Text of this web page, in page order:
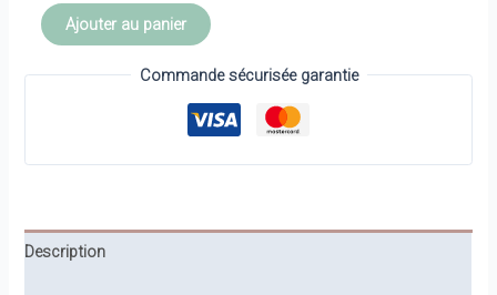
quantité
Cross
Roads
Ajouter au panier
Commande sécurisée garantie
Description